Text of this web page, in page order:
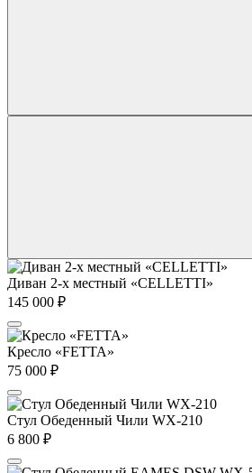
Диван 2-х местный «CELLETTI»
145 000 ₽
Кресло «FETTA»
75 000 ₽
Стул Обеденный Чили WX-210
6 800 ₽